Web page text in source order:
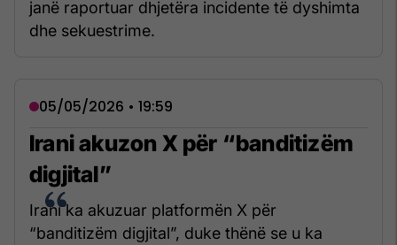
janë raportuar dhjetëra incidente të dyshimta
dhe sekuestrime.
05/05/2026 • 19:59
Irani akuzon X për “banditizëm
digjital”
Irani ka akuzuar platformën X për
“banditizëm digjital”, duke thënë se u ka